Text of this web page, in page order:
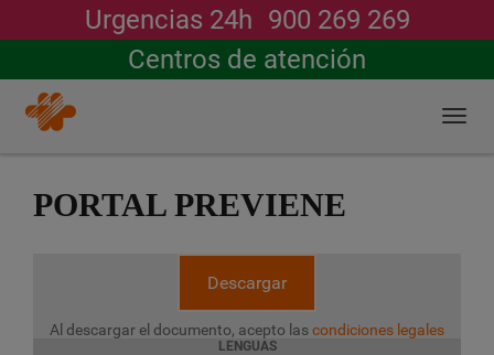
contenido
Urgencias 24h 900 269 269
Centros de atención
Buscar
PORTAL PREVIENE
Descargar
Al descargar el documento, acepto lascondiciones legales
LENGUAS